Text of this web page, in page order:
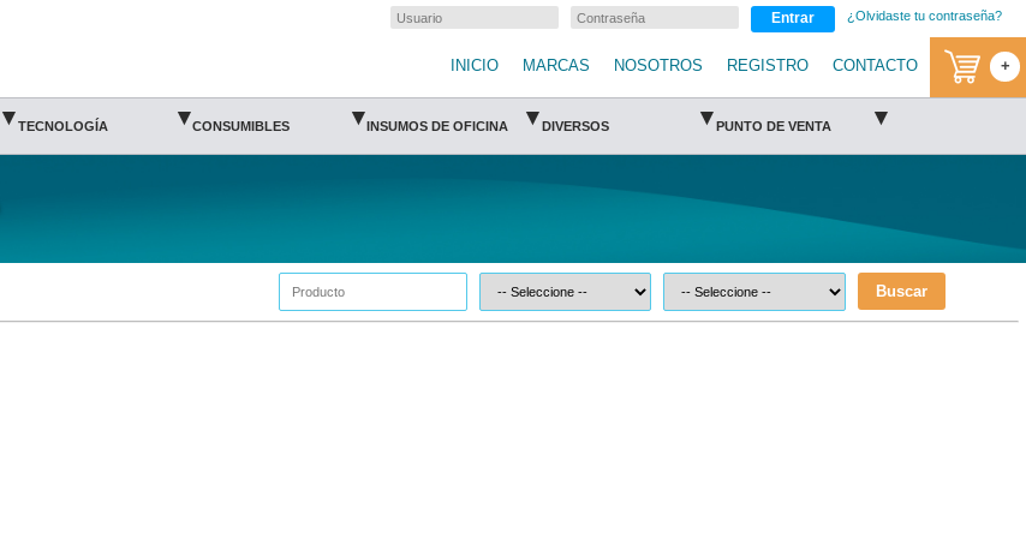
Entrar ¿Olvidaste tu contraseña?
INICIO MARCAS NOSOTROS REGISTRO CONTACTO +
▾ TECNOLOGÍA ▾ CONSUMIBLES ▾ INSUMOS DE OFICINA ▾ DIVERSOS ▾ PUNTO DE VENTA ▾
Buscar